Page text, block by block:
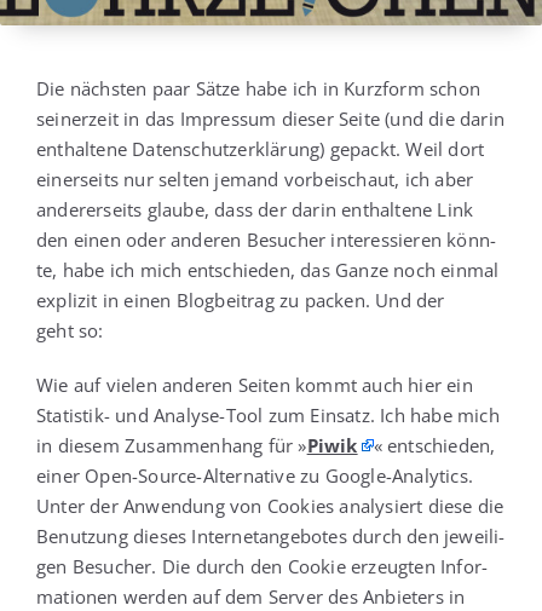
Die nächs­ten paar Sät­ze habe ich in Kurz­form schon
sei­ner­zeit in das Impres­sum die­ser Sei­te (und die dar­in
ent­hal­te­ne Daten­schutz­er­klä­rung) gepackt. Weil dort
einer­seits nur sel­ten jemand vor­bei­schaut, ich aber
ande­rer­seits glau­be, dass der dar­in ent­hal­te­ne Link
den einen oder ande­ren Besu­cher inter­es­sie­ren könn­
te, habe ich mich ent­schie­den, das Gan­ze noch ein­mal
expli­zit in einen Blog­bei­trag zu packen. Und der
geht so:
Wie auf vie­len ande­ren Sei­ten kommt auch hier ein
Sta­tis­tik- und Ana­ly­se-Tool zum Ein­satz. Ich habe mich
in die­sem Zusam­men­hang für »Piwik
« ent­schie­den,
einer Open-Source-Alter­na­ti­ve zu Goog­le-Ana­ly­tics.
Unter der Anwen­dung von Coo­kies ana­ly­siert die­se die
Benut­zung die­ses Inter­net­an­ge­bo­tes durch den jewei­li­
gen Besu­cher. Die durch den Coo­kie erzeug­ten Infor­
ma­tio­nen wer­den auf dem Ser­ver des Anbie­ters in